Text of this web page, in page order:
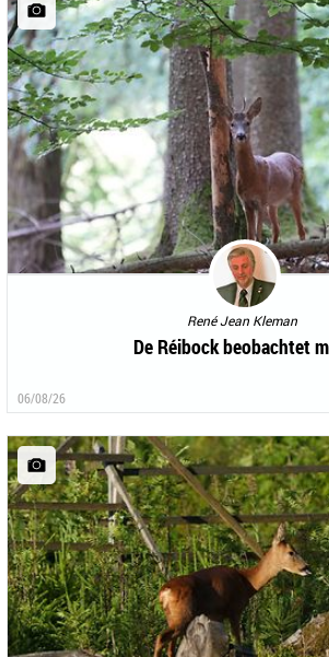
René Jean Kleman
De Réibock beobachtet
06/08/26